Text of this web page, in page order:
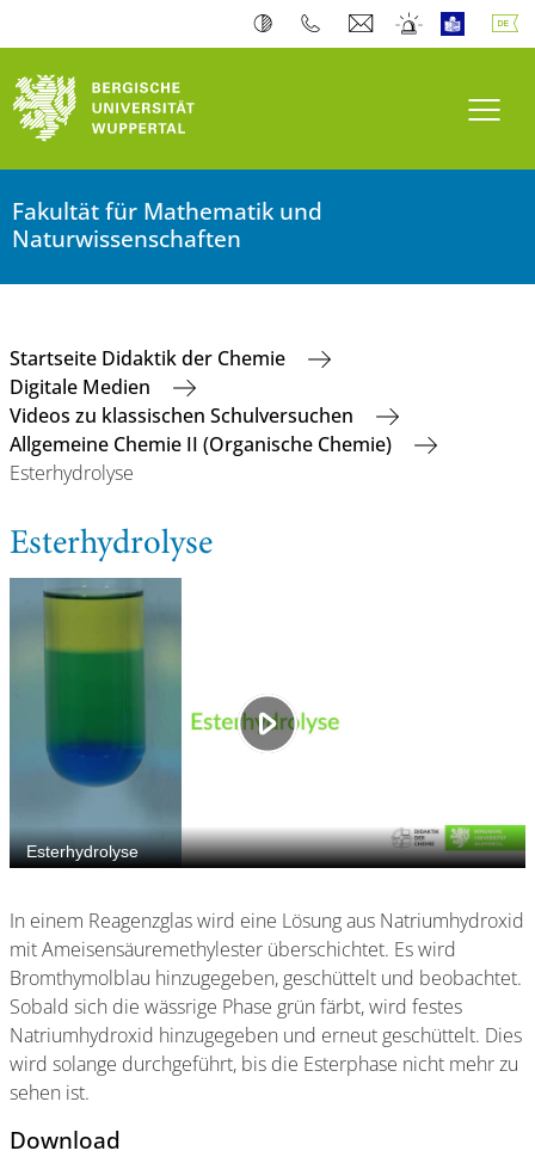
Fakultät für Mathematik und
Naturwissenschaften
Startseite Didaktik der Chemie
Digitale Medien
Videos zu klassischen Schulversuchen
Allgemeine Chemie II (Organische Chemie)
Esterhydrolyse
Esterhydrolyse
In einem Reagenzglas wird eine Lösung aus Natriumhydroxid
mit Ameisensäuremethylester überschichtet. Es wird
Bromthymolblau hinzugegeben, geschüttelt und beobachtet.
Sobald sich die wässrige Phase grün färbt, wird festes
Natriumhydroxid hinzugegeben und erneut geschüttelt. Dies
wird solange durchgeführt, bis die Esterphase nicht mehr zu
sehen ist.
Download